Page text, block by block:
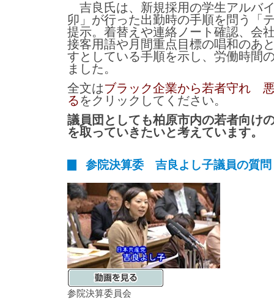
吉良氏は、新規採用の学生アルバ
卯」が行った出勤時の手順を問う「
提示。着替えや連絡ノート確認、会
接客用語や月間重点目標の唱和のあ
すとしている手順を示し、労働時間
ました。
全文はブラック企業から若者守れ
るをクリックしてください。
議員団としても柏原市内の若者向け
を取っていきたいと考えています。
参院決算委 吉良よし子議員の質問
参院決算委員会